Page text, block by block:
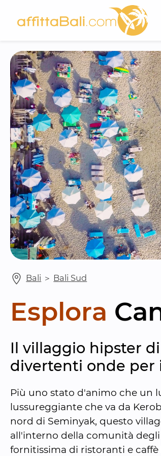
Bali ＞ Bali Sud
Esplora
Il villaggio hipster
divertenti onde per
Più uno stato d'animo che un
lussureggiante che va da
nord di Seminyak, questo
all'interno della comunità
fornitissima di ristoranti e